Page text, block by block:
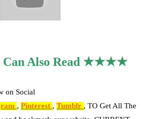
Also Read ★★★★
on Social
, Pinterest , Tumblr , TO Get All The